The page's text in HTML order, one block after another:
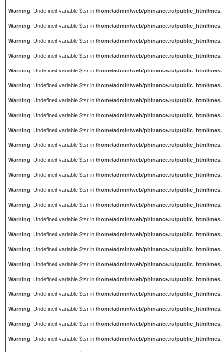
Warning: Undefined variable $tsr in /home/admin/web/phinance.ru/public_html/
Warning: Undefined variable $tsr in /home/admin/web/phinance.ru/public_html/
Warning: Undefined variable $tsr in /home/admin/web/phinance.ru/public_html/
Warning: Undefined variable $tsr in /home/admin/web/phinance.ru/public_html/
Warning: Undefined variable $tsr in /home/admin/web/phinance.ru/public_html/
Warning: Undefined variable $tsr in /home/admin/web/phinance.ru/public_html/
Warning: Undefined variable $tsr in /home/admin/web/phinance.ru/public_html/
Warning: Undefined variable $tsr in /home/admin/web/phinance.ru/public_html/
Warning: Undefined variable $tsr in /home/admin/web/phinance.ru/public_html/
Warning: Undefined variable $tsr in /home/admin/web/phinance.ru/public_html/
Warning: Undefined variable $tsr in /home/admin/web/phinance.ru/public_html/
Warning: Undefined variable $tsr in /home/admin/web/phinance.ru/public_html/
Warning: Undefined variable $tsr in /home/admin/web/phinance.ru/public_html/
Warning: Undefined variable $tsr in /home/admin/web/phinance.ru/public_html/
Warning: Undefined variable $tsr in /home/admin/web/phinance.ru/public_html/
Warning: Undefined variable $tsr in /home/admin/web/phinance.ru/public_html/
Warning: Undefined variable $tsr in /home/admin/web/phinance.ru/public_html/
Warning: Undefined variable $tsr in /home/admin/web/phinance.ru/public_html/
Warning: Undefined variable $tsr in /home/admin/web/phinance.ru/public_html/
Warning: Undefined variable $tsr in /home/admin/web/phinance.ru/public_html/
Warning: Undefined variable $tsr in /home/admin/web/phinance.ru/public_html/
Warning: Undefined variable $tsr in /home/admin/web/phinance.ru/public_html/
Warning: Undefined variable $tsr in /home/admin/web/phinance.ru/public_html/